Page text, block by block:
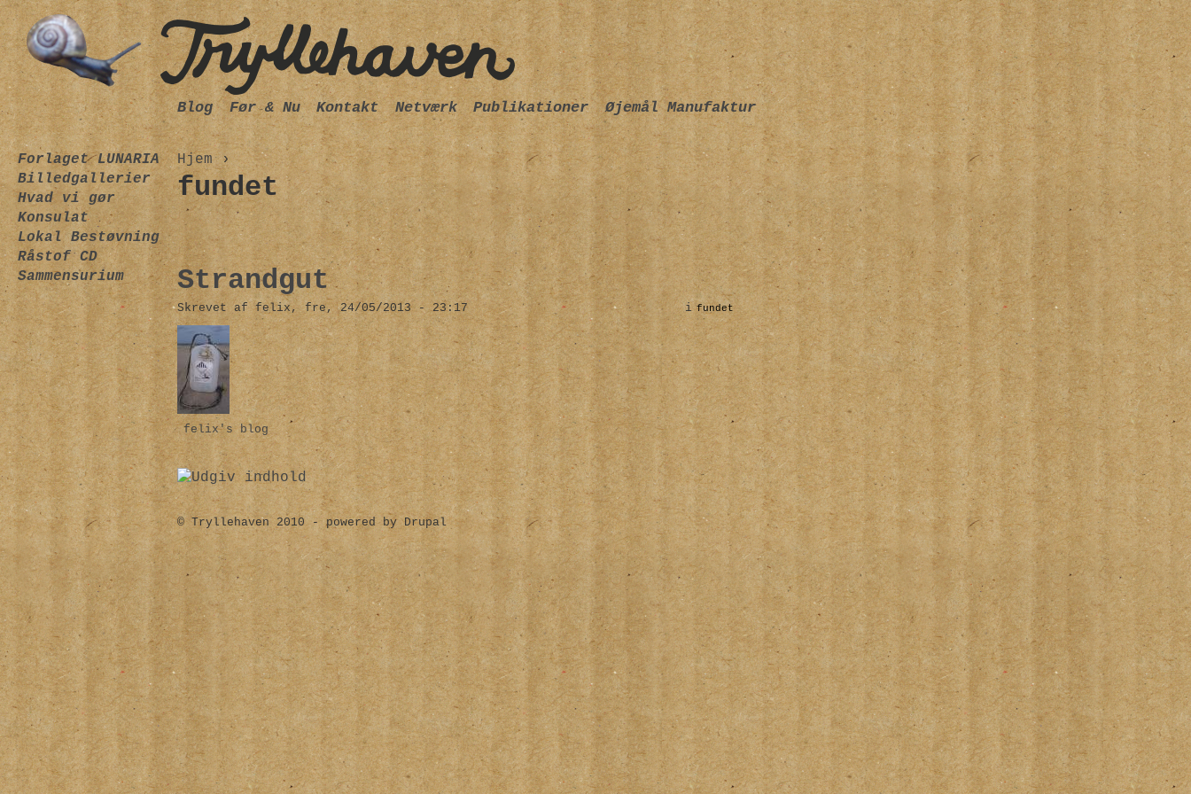
Hjem ›
fundet
Strandgut
Skrevet af felix, fre, 24/05/2013 - 23:17 i fundet
felix's blog
Blog Før & Nu Kontakt Netværk Publikationer Øjemål Manufaktur
Forlaget LUNARIA
Billedgallerier
Hvad vi gør
Konsulat
Lokal Bestøvning
Råstof CD
Sammensurium
© Tryllehaven 2010 - powered by Drupal